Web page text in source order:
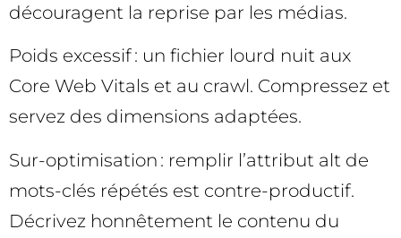
découragent la reprise par les médias.
Poids excessif : un fichier lourd nuit aux
Core Web Vitals et au crawl. Compressez et
servez des dimensions adaptées.
Sur-optimisation : remplir l’attribut alt de
mots-clés répétés est contre-productif.
Décrivez honnêtement le contenu du